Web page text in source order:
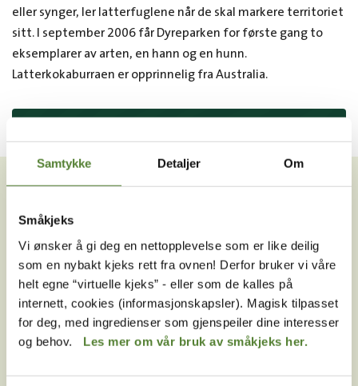
Samtykke Detaljer Om
Småkjeks
Vi ønsker å gi deg en nettopplevelse som er like deilig
som en nybakt kjeks rett fra ovnen! Derfor bruker vi våre
helt egne “virtuelle kjeks” - eller som de kalles på
internett, cookies (informasjonskapsler). Magisk tilpasset
for deg, med ingredienser som gjenspeiler dine interesser
og behov. Les mer om vår bruk av småkjeks her.
eller synger, ler latterfuglene når de skal markere territoriet
sitt. I september 2006 får Dyreparken for første gang to
eksemplarer av arten, en hann og en hunn.
Latterkokaburraen er opprinnelig fra Australia.
VIL DU HA NYHETSBREV FRA
OSS?
Melder du deg på Dyreparkens nyhetsbrev får du
unike tilbud og nyheter. Uten nyhetsbrev går du glipp
av mange fordeler.
MELD MEG PÅ